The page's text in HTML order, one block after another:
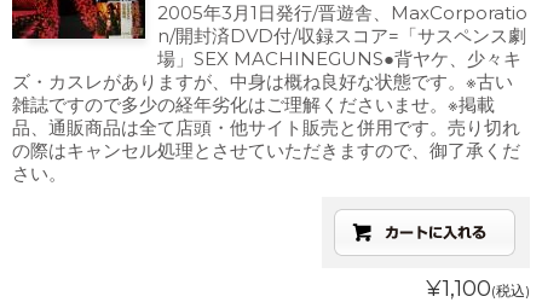
2005年3月1日発行/晋遊舎、MaxCorporatio
n/開封済DVD付/収録スコア=「サスペンス劇
場」SEX MACHINEGUNS●背ヤケ、少々キ
ズ・カスレがありますが、中身は概ね良好な状態です。※古い
雑誌ですので多少の経年劣化はご理解くださいませ。※掲載
品、通販商品は全て店頭・他サイト販売と併用です。売り切れ
の際はキャンセル処理とさせていただきますので、御了承くだ
さい。
¥1,100(税込)